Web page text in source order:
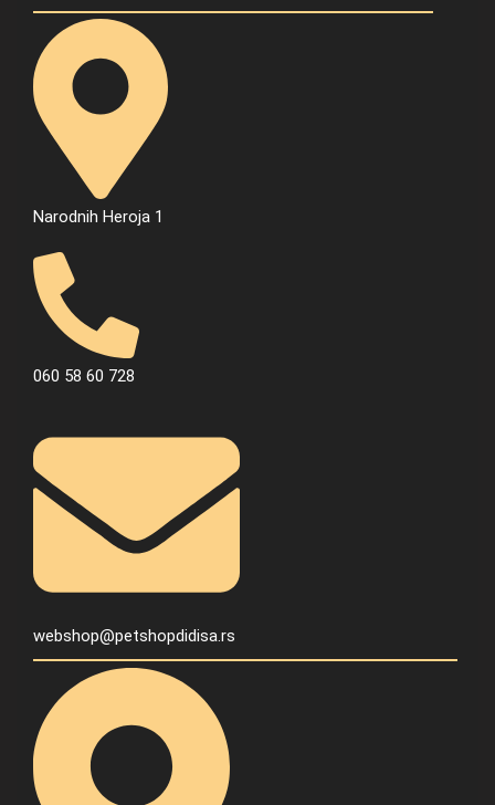
Narodnih Heroja 1
060 58 60 728
webshop@petshopdidisa.rs